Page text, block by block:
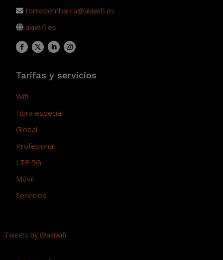
torredembarra@akiwifi.es
akiwifi.es
Tarifas y servicios
Wifi
Fibra especial
Global
Profesional
LTE 5G
Móvil
Servicios
Tweets by @akiwifi